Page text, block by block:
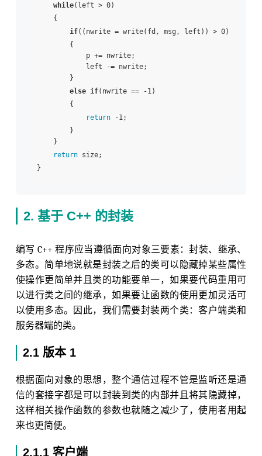
while(left > 0)
{
if((nwrite = write(fd, msg, left)) > 0)
{
p += nwrite;
left -= nwrite;
}
else if(nwrite == -1)
{
return -1;
}
}
return size;
2. 基于 C++ 的封装
编写 C++ 程序应当遵循面向对象三要素：封装、继承、
多态。简单地说就是封装之后的类可以隐藏掉某些属性
使操作更简单并且类的功能要单一，如果要代码重用可
以进行类之间的继承，如果要让函数的使用更加灵活可
以使用多态。因此，我们需要封装两个类：客户端类和
服务器端的类。
2.1 版本 1
根据面向对象的思想，整个通信过程不管是监听还是通
信的套接字都是可以封装到类的内部并且将其隐藏掉，
这样相关操作函数的参数也就随之减少了，使用者用起
来也更简便。
2.1.1 客户端